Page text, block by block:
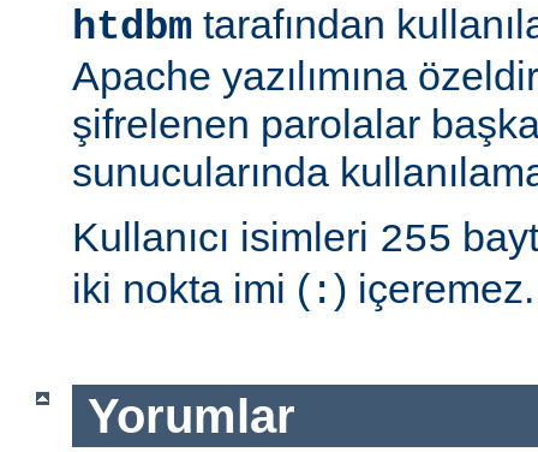
htdbm tarafından
Apache yazılımına
şifrelenen parolalar
sunucularında
Kullanıcı isimleri 255
iki nokta imi ( :) içeremez.
Yorumlar